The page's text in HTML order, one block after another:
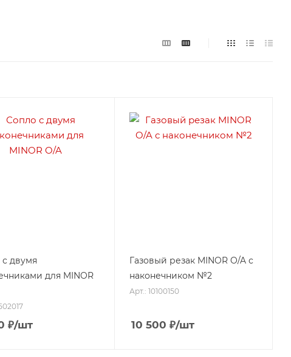
двумя
для MINOR
₽/шт
Газовый резак MINOR O/A с
наконечником №2
Арт.: 10100150
10 500 ₽/шт